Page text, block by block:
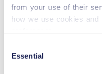
from your use of their
how we use cookies
Selection
Essential
BÄLTESSTOL
15–36 kg
BÄLTESKUDDE